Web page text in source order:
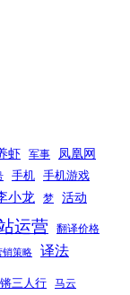
虾 军事
凤凰网
手机 手机游戏
小龙 梦 活动
运营 翻译价格
销策略 译法
三人行 马云